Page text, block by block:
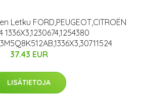
Letku FORD,PEUGEOT,CITROËN
1336X3,1230674,1254380
37.43 EUR
LISÄTIETOJA